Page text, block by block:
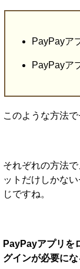
PayPayア
PayPayア
このような方法
それぞれの方法
ットだけしかな
じですね。
PayPayアプリを
グインが必要に